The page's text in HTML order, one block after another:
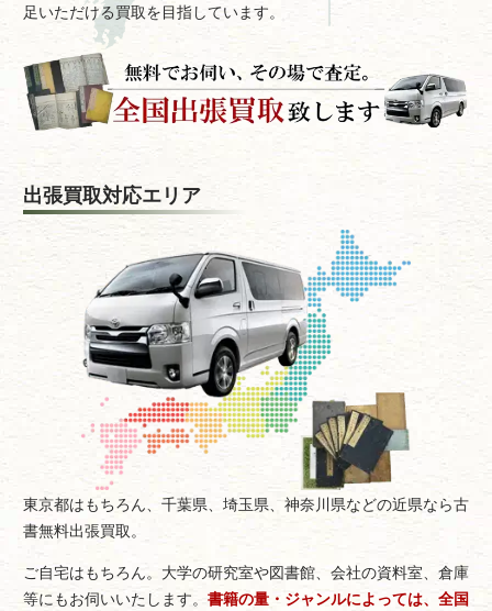
足いただける買取を目指しています。
出張買取対応エリア
東京都はもちろん、千葉県、埼玉県、神奈川県などの近県なら古
書無料出張買取。
ご自宅はもちろん。大学の研究室や図書館、会社の資料室、倉庫
等にもお伺いいたします。 書籍の量・ジャンルによっては、全国